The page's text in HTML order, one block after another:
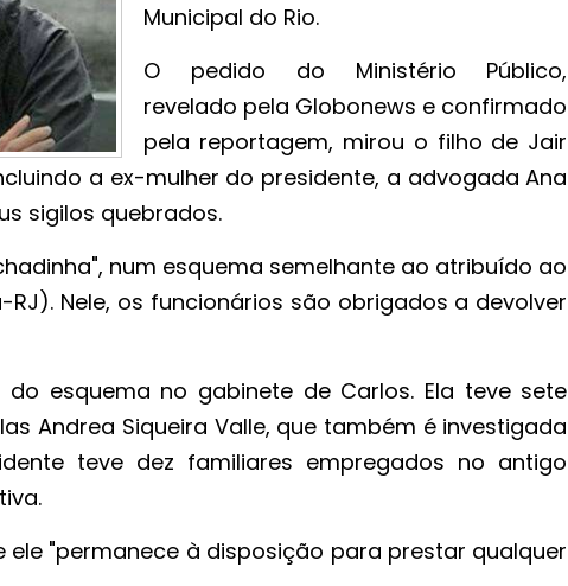
Municipal do Rio.
O pedido do Ministério Público,
revelado pela Globonews e confirmado
pela reportagem, mirou o filho de Jair
a ex-mulher do presidente, a advogada Ana
sigilos quebrados.
num esquema semelhante ao atribuído ao
Nele, os funcionários são obrigados a devolver
esquema no gabinete de Carlos. Ela teve sete
Andrea Siqueira Valle, que também é investigada
teve dez familiares empregados no antigo
"permanece à disposição para prestar qualquer